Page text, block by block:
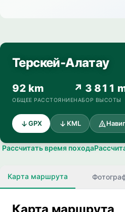
Терскей-Алатау
92 km
ОБЩЕЕ РАССТОЯНИЕ
↗ 3 811
НАБОР ВЫСОТЫ
GPX KML
Рассчитать время похода
Карта маршрута